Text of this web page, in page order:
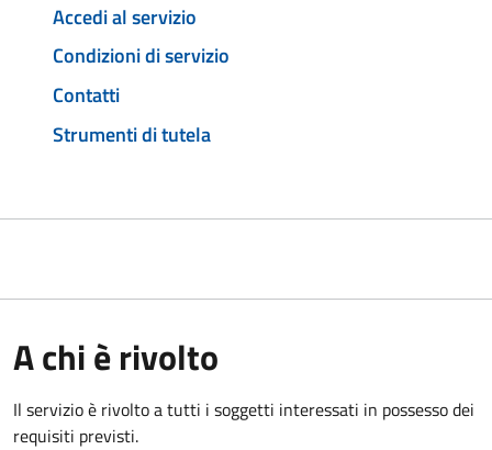
Accedi al servizio
Condizioni di servizio
Contatti
Strumenti di tutela
A chi è rivolto
Il servizio è rivolto a tutti i soggetti interessati in possesso dei
requisiti previsti.